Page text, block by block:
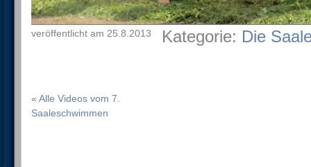
veröffentlicht am 25.8.2013 Kategorie: Die
« Alle Videos vom 7.
Saaleschwimmen